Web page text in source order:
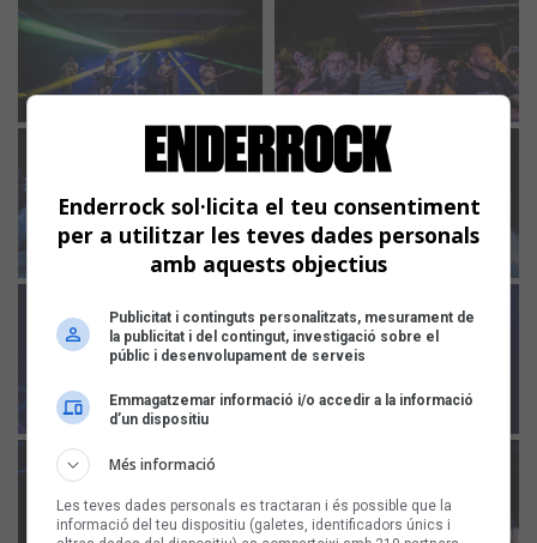
Enderrock sol·licita el teu consentiment
per a utilitzar les teves dades personals
amb aquests objectius
Publicitat i continguts personalitzats, mesurament de
la publicitat i del contingut, investigació sobre el
públic i desenvolupament de serveis
Emmagatzemar informació i/o accedir a la informació
d’un dispositiu
Més informació
Les teves dades personals es tractaran i és possible que la
informació del teu dispositiu (galetes, identificadors únics i